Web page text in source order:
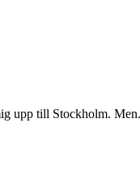
upp till Stockholm.